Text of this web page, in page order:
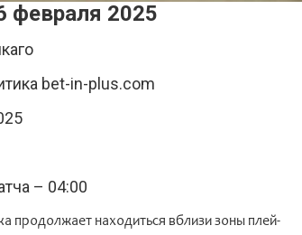
февраля 2025
bet-in-plus.com
– 04:00
продолжает находиться вблизи зоны плей-